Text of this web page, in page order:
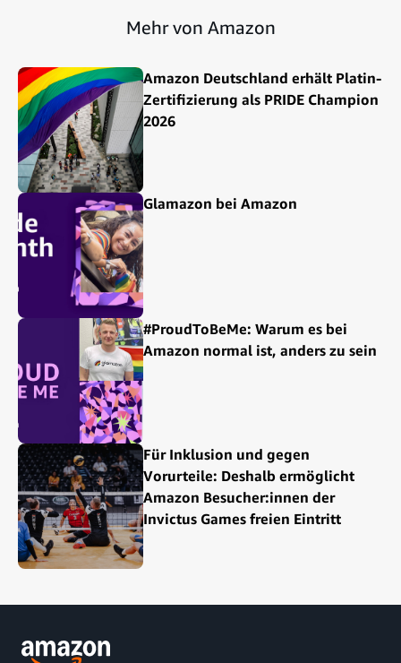
Mehr von Amazon
Amazon Deutschland erhält Platin-
Zertifizierung als PRIDE Champion
2026
Glamazon bei Amazon
#ProudToBeMe: Warum es bei
Amazon normal ist, anders zu sein
Für Inklusion und gegen
Vorurteile: Deshalb ermöglicht
Amazon Besucher:innen der
Invictus Games freien Eintritt